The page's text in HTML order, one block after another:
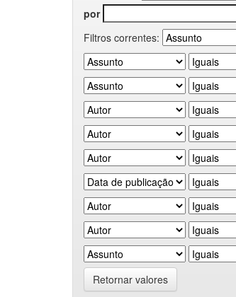
por
Filtros correntes:
Retornar valores